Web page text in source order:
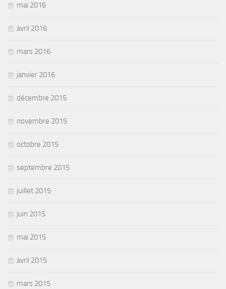
mai 2016
avril 2016
mars 2016
janvier 2016
décembre 2015
novembre 2015
octobre 2015
septembre 2015
juillet 2015
juin 2015
mai 2015
avril 2015
mars 2015